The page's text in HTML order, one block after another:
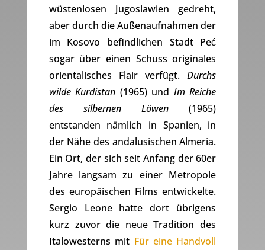
wüstenlosen Jugoslawien gedreht,
aber durch die Außenaufnahmen der
im Kosovo befindlichen Stadt Peć
sogar über einen Schuss originales
orientalisches Flair verfügt.Durchs
wilde Kurdistan (1965) und Im Reiche
des silbernen Löwen (1965)
entstanden nämlich in Spanien, in
der Nähe des andalusischen Almeria.
Ein Ort, der sich seit Anfang der 60er
Jahre langsam zu einer Metropole
des europäischen Films entwickelte.
Sergio Leone hatte dort übrigens
kurz zuvor die neue Tradition des
Italowesterns mit Für eine Handvoll